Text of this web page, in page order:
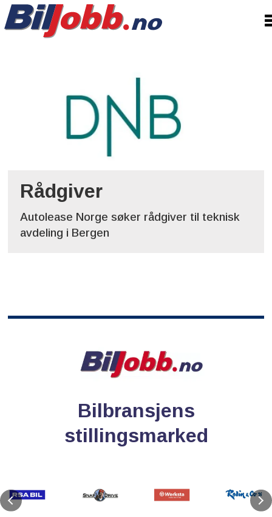
teknisk
avdeling
Rådgiver
Autolease Norge søker rådgiver til teknisk
avdeling i Bergen
Bilbransjens
stillingsmarked